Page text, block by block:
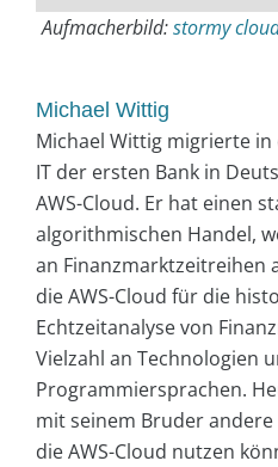
Aufmacherbild:stormy
Michael Wittig
Michael Wittig migrierte
IT der ersten Bank in
AWS-Cloud. Er hat einen
algorithmischen Handel,
an Finanzmarkt­zeitreihen
die AWS-Cloud für die
Echtzeitanalyse von
Vielzahl an Technologien
Programmiersprachen.
mit seinem Bruder
die AWS-Cloud nutzen